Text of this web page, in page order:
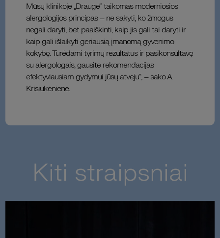
Mūsų klinikoje „Drauge“ taikomas moderniosios
alergologijos principas – ne sakyti, ko žmogus
negali daryti, bet paaiškinti, kaip jis gali tai daryti ir
kaip gali išlaikyti geriausią įmanomą gyvenimo
kokybę. Turėdami tyrimų rezultatus ir pasikonsultavę
su alergologais, gausite rekomendacijas
efektyviausiam gydymui jūsų atveju“, – sako A.
Krisiukėnienė.
Kiti straipsniai